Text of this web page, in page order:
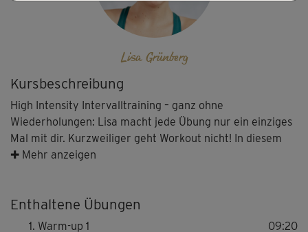
Kursbeschreibung
High Intensity Intervalltraining – ganz ohne
Wiederholungen: Lisa macht jede Übung nur ein einziges
Mal mit dir. Kurzweiliger geht Workout nicht! In diesem
Schwerpunkt-Kurs im Stand liegt der Fokus auf Cardio-
✚ Mehr anzeigen
Enthaltene Übungen
Warm-up 1
09:20
Lisa Grünberg